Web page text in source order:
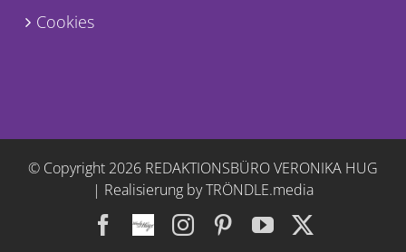
Cookies
© Copyright 2026 REDAKTIONSBÜRO VERONIKA HUG
| Realisierung by TRÖNDLE.media
Facebook